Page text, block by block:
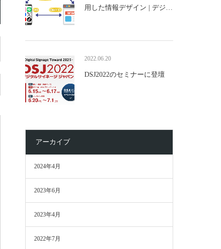
用した情報デザイン | デジ…
2022.06.20
DSJ2022のセミナーに登壇
アーカイブ
2024年4月
2023年6月
2023年4月
2022年7月